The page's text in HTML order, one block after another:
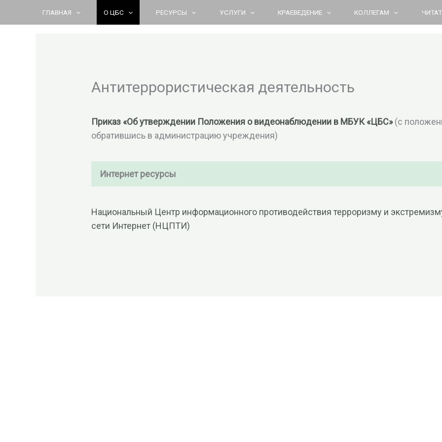
ГЛАВНАЯ О ЦБС РЕСУРСЫ УСЛУГИ КРАЕВЕДЕНИЕ КОЛЛЕГАМ
Антитеррористическая деятельность
Приказ «Об утверждении Положения о видеонаблюдении в МБУК «ЦБС» (с
обратившись в администрацию учреждения)
Интернет ресурсы
Национальный Центр информационного противодействия терроризму и
сети Интернет (НЦПТИ)